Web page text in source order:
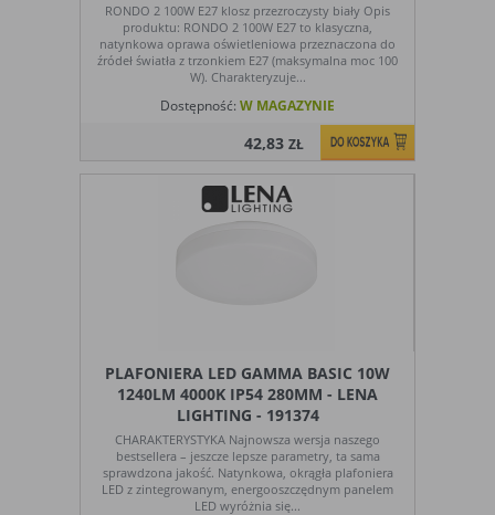
RONDO 2 100W E27 klosz przezroczysty biały Opis
produktu: RONDO 2 100W E27 to klasyczna,
natynkowa oprawa oświetleniowa przeznaczona do
źródeł światła z trzonkiem E27 (maksymalna moc 100
W). Charakteryzuje...
Dostępność: W MAGAZYNIE
42,83ZŁ
PLAFONIERA LED GAMMA BASIC 10W
1240LM 4000K IP54 280MM - LENA
LIGHTING - 191374
CHARAKTERYSTYKA Najnowsza wersja naszego
bestsellera – jeszcze lepsze parametry, ta sama
sprawdzona jakość. Natynkowa, okrągła plafoniera
LED z zintegrowanym, energooszczędnym panelem
LED wyróżnia się...